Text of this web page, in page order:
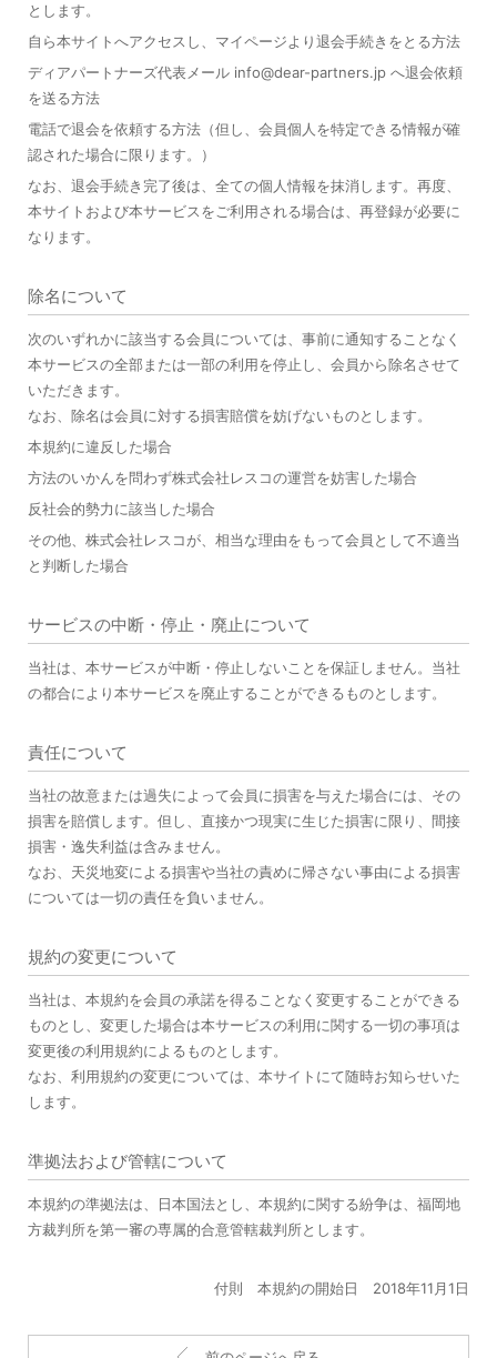
とします。
自ら本サイトへアクセスし、マイページより退会手続きをとる方法
ディアパートナーズ代表メール info@dear-partners.jp へ退会依頼
を送る方法
電話で退会を依頼する方法（但し、会員個人を特定できる情報が確
認された場合に限ります。）
なお、退会手続き完了後は、全ての個人情報を抹消します。再度、
本サイトおよび本サービスをご利用される場合は、再登録が必要に
なります。
除名について
次のいずれかに該当する会員については、事前に通知することなく
本サービスの全部または一部の利用を停止し、会員から除名させて
いただきます。
なお、除名は会員に対する損害賠償を妨げないものとします。
本規約に違反した場合
方法のいかんを問わず株式会社レスコの運営を妨害した場合
反社会的勢力に該当した場合
その他、株式会社レスコが、相当な理由をもって会員として不適当
と判断した場合
サービスの中断・停止・廃止について
当社は、本サービスが中断・停止しないことを保証しません。当社
の都合により本サービスを廃止することができるものとします。
責任について
当社の故意または過失によって会員に損害を与えた場合には、その
損害を賠償します。但し、直接かつ現実に生じた損害に限り、間接
損害・逸失利益は含みません。
なお、天災地変による損害や当社の責めに帰さない事由による損害
については一切の責任を負いません。
規約の変更について
当社は、本規約を会員の承諾を得ることなく変更することができる
ものとし、変更した場合は本サービスの利用に関する一切の事項は
変更後の利用規約によるものとします。
なお、利用規約の変更については、本サイトにて随時お知らせいた
します。
準拠法および管轄について
本規約の準拠法は、日本国法とし、本規約に関する紛争は、福岡地
方裁判所を第一審の専属的合意管轄裁判所とします。
付則 本規約の開始日 2018年11月1日